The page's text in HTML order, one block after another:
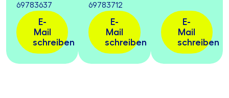
69783637
E-
Mail
schreiben
69783712
E-
Mail
schreiben
E-
Mail
schreiben